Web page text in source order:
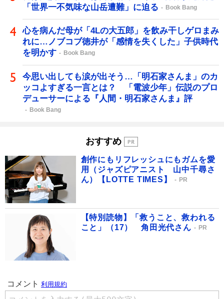
「世界一不気味な山岳遭難」に迫る
Book Bang
心を病んだ母が「4Lの大五郎」を飲み干しゲロまみ
れに…ノブコブ徳井が「感情を失くした」子供時代
を明かす
Book Bang
今思い出しても涙が出そう…「明石家さんま」のカ
ッコよすぎる一言とは？ 「電波少年」伝説のプロ
デューサーによる『人間・明石家さんま』評
Book Bang
おすすめ
創作にもリフレッシュにもガムを愛
用（ジャズピアニスト 山中千尋さ
ん）【LOTTE TIMES】
PR
【特別読物】「救うこと、救われる
こと」（17） 角田光代さん
PR